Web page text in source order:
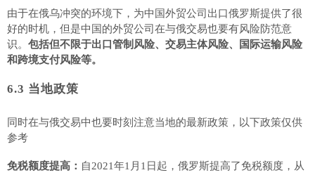
由于在俄乌冲突的环境下，为中国外贸公司出口俄罗斯提供了很
好的时机，但是中国的外贸公司在与俄交易也要有风险防范意
识。 包括但不限于出口管制风险、交易主体风险、国际运输风险
和跨境支付风险等。
6.3 当地政策
同时在与俄交易中也要时刻注意当地的最新政策，以下政策仅供
参考
免税额度提高： 自2021年1月1日起，俄罗斯提高了免税额度，从